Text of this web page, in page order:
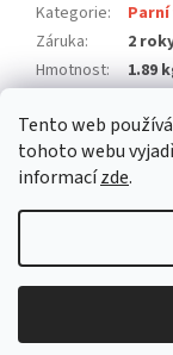
Tento web
tohoto webu
informacízde.
Kategorie:
Záruka:
2
Hmotnost:
1.89
Položka byla